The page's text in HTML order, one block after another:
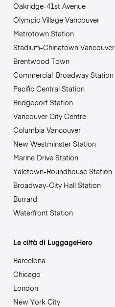
Oakridge-41st Avenue
Olympic Village Vancouver
Metrotown Station
Stadium-Chinatown Vancouver
Brentwood Town
Commercial-Broadway Station
Pacific Central Station
Bridgeport Station
Vancouver City Centre
Columbia Vancouver
New Westminster Station
Marine Drive Station
Yaletown-Roundhouse Station
Broadway-City Hall Station
Burrard
Waterfront Station
Le città di LuggageHero
Barcelona
Chicago
London
New York City